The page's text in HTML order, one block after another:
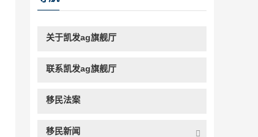
关于凯发ag旗舰厅
联系凯发ag旗舰厅
移民法案
移民新闻